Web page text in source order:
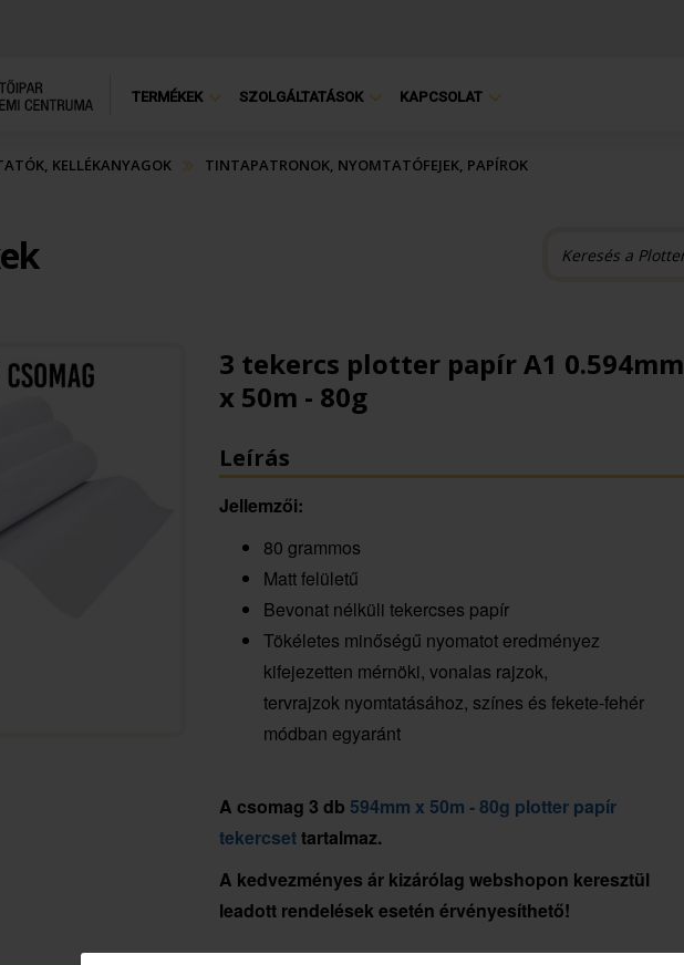
TERMÉKEK SZOLGÁLTATÁSOK KAPCSOLAT
KELLÉKANYAGOK TINTAPATRONOK, NYOMTATÓFEJEK, PAPÍROK
3 tekercs plotter papír A1 0.594mm
x 50m - 80g
Leírás
Jellemzői:
80 grammos
Matt felületű
Bevonat nélküli tekercses papír
Tökéletes minőségű nyomatot eredményez
kifejezetten mérnöki, vonalas rajzok,
tervrajzok nyomtatásához, színes és fekete-fehér
módban egyaránt
A csomag 3 db 594mm x 50m - 80g plotter papír
tekercsettartalmaz.
A kedvezményes ár kizárólag webshopon keresztül
leadott rendelések esetén érvényesíthető!